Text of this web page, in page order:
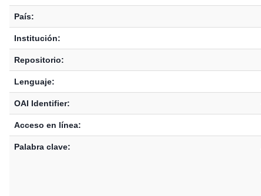
País:
Institución:
Repositorio:
Lenguaje:
OAI Identifier:
Acceso en línea:
Palabra clave: